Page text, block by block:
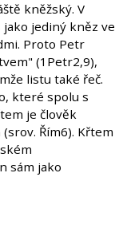
kněžský. V
jako jediný kněz ve
Proto Petr
(1Petr2,9),
listu také řeč.
které spolu s
je člověk
Řím6). Křtem
sám jako